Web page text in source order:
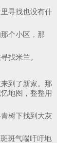
寻找也没有什
个小区，那
找米兰。
到了新家。那
地图，整整用
树下找到大灰
斑气喘吁吁地